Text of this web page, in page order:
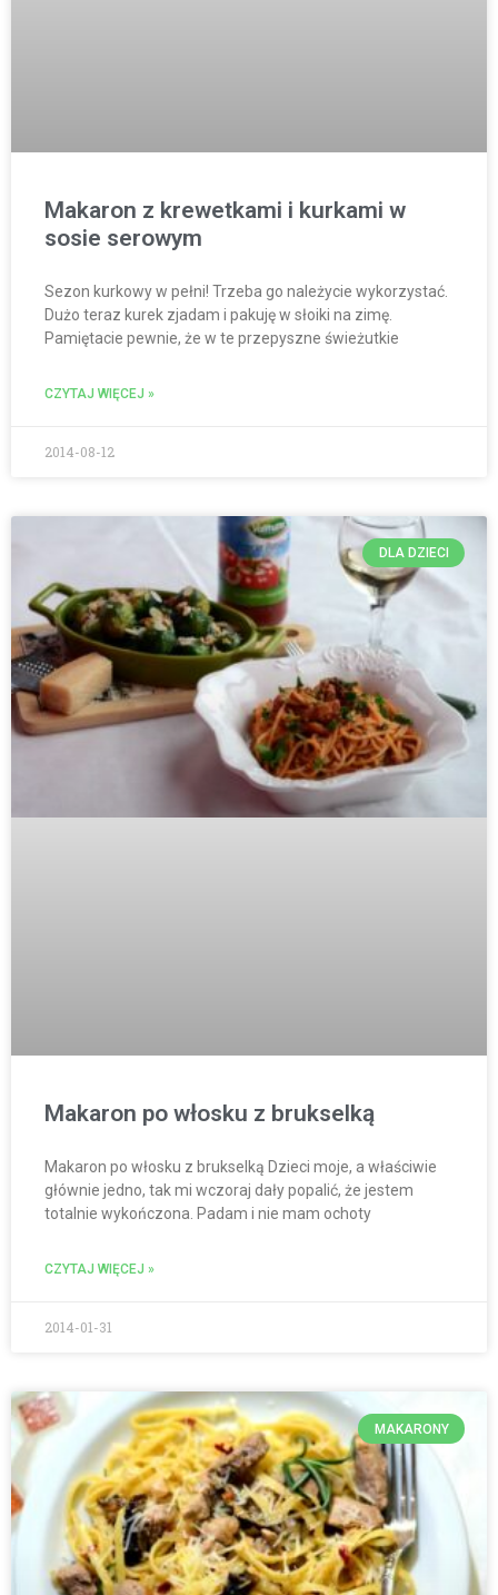
Makaron z krewetkami i kurkami w
sosie serowym
Sezon kurkowy w pełni! Trzeba go należycie wykorzystać.
Dużo teraz kurek zjadam i pakuję w słoiki na zimę.
Pamiętacie pewnie, że w te przepyszne świeżutkie
CZYTAJ WIĘCEJ »
2014-08-12
DLA DZIECI
Makaron po włosku z brukselką
Makaron po włosku z brukselką Dzieci moje, a właściwie
głównie jedno, tak mi wczoraj dały popalić, że jestem
totalnie wykończona. Padam i nie mam ochoty
CZYTAJ WIĘCEJ »
2014-01-31
MAKARONY